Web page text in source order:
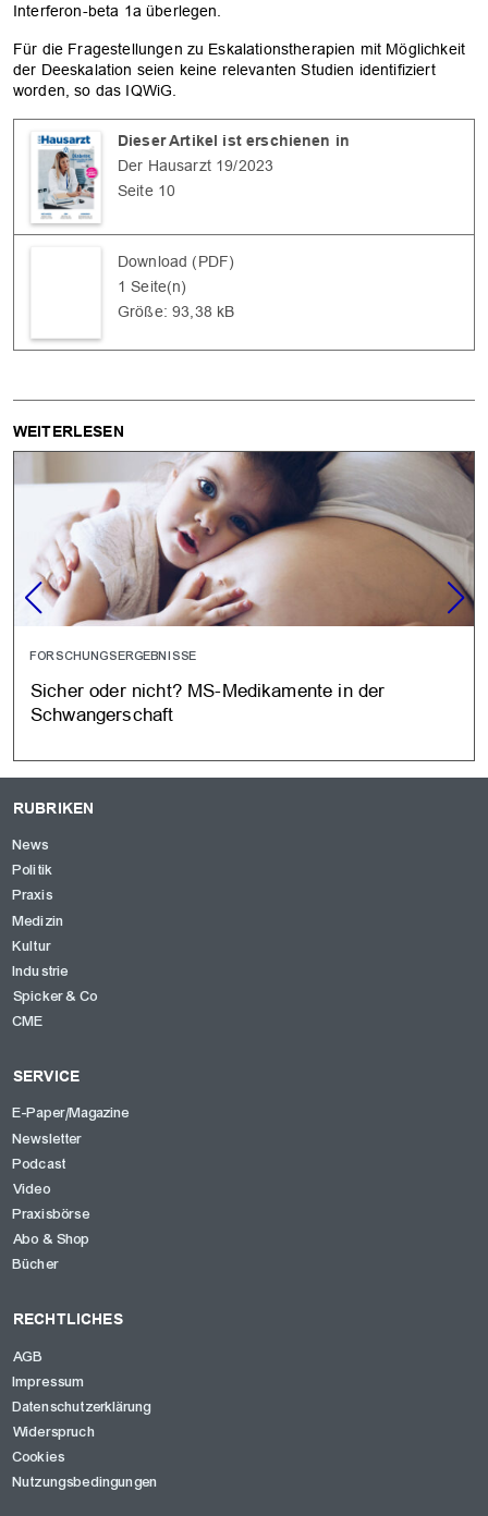
Interferon-beta 1a überlegen.
Für die Fragestellungen zu Eskalationstherapien mit Möglichkeit
der Deeskalation seien keine relevanten Studien identifiziert
worden, so das IQWiG.
Dieser Artikel ist erschienen in
Der Hausarzt 19/2023
Seite 10
Download (PDF)
1 Seite(n)
Größe: 93,38 kB
WEITERLESEN
FORSCHUNGSERGEBNISSE
Sicher oder nicht? MS-Medikamente in der
Schwangerschaft
RUBRIKEN
News
Politik
Praxis
Medizin
Kultur
Industrie
Spicker & Co
CME
SERVICE
E-Paper/Magazine
Newsletter
Podcast
Video
Praxisbörse
Abo & Shop
Bücher
RECHTLICHES
AGB
Impressum
Datenschutzerklärung
Widerspruch
Cookies
Nutzungsbedingungen